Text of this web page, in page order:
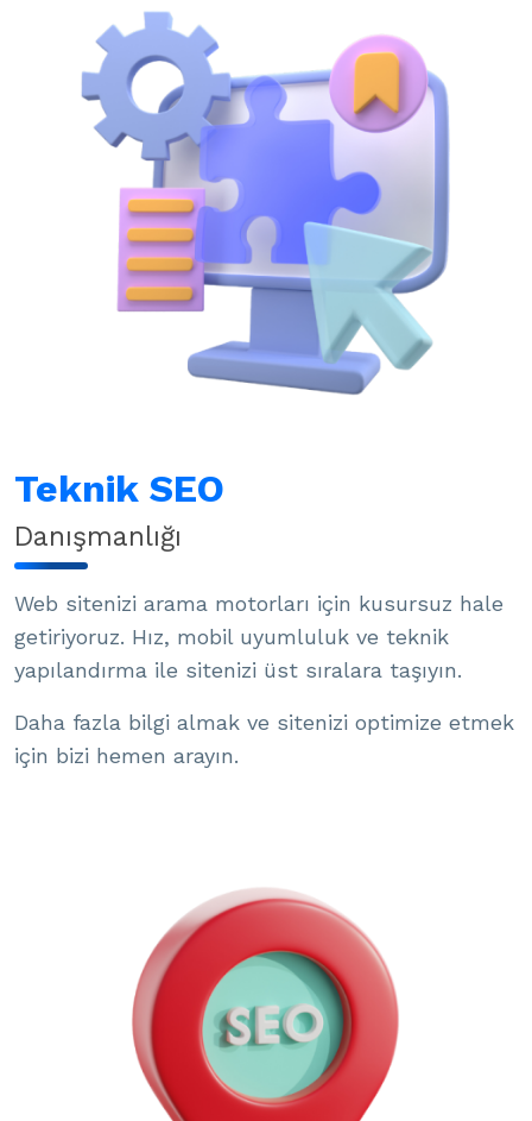
Teknik SEO
Danışmanlığı
Web sitenizi arama motorları için kusursuz hale
getiriyoruz. Hız, mobil uyumluluk ve teknik
yapılandırma ile sitenizi üst sıralara taşıyın.
Daha fazla bilgi almak ve sitenizi optimize etmek
için bizi hemen arayın.